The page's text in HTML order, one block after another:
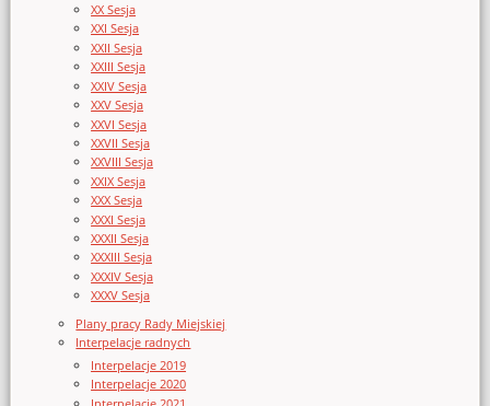
XX Sesja
XXI Sesja
XXII Sesja
XXIII Sesja
XXIV Sesja
XXV Sesja
XXVI Sesja
XXVII Sesja
XXVIII Sesja
XXIX Sesja
XXX Sesja
XXXI Sesja
XXXII Sesja
XXXIII Sesja
XXXIV Sesja
XXXV Sesja
Plany pracy Rady Miejskiej
Interpelacje radnych
Interpelacje 2019
Interpelacje 2020